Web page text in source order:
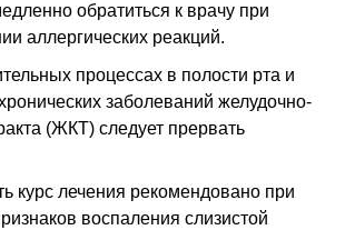
обратиться к врачу при
аллергических реакций.
процессах в полости рта и
заболеваний желудочно-
(ЖКТ) следует прервать
курс лечения рекомендовано при
воспаления слизистой